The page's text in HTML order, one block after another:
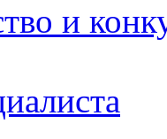
и